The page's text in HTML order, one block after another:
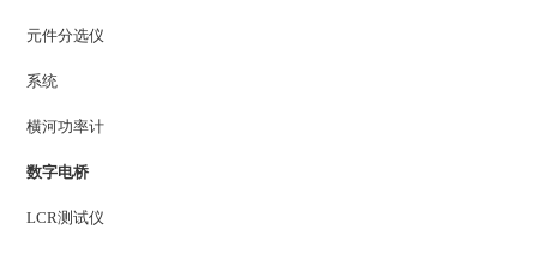
元件分选仪
系统
横河功率计
数字电桥
LCR测试仪